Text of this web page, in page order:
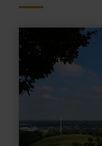
erfahren
zu:
Eifel-
Blick
"Hemgenberg"